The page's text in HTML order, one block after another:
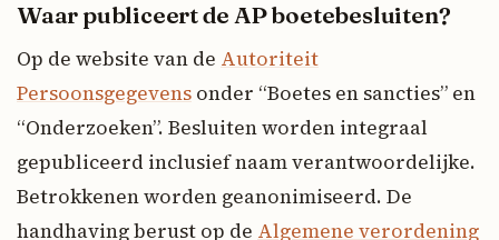
Waar publiceert de AP boetebesluiten?
Op de website van de Autoriteit
Persoonsgegevens onder “Boetes en sancties” en
“Onderzoeken”. Besluiten worden integraal
gepubliceerd inclusief naam verantwoordelijke.
Betrokkenen worden geanonimiseerd. De
handhaving berust op de Algemene verordening